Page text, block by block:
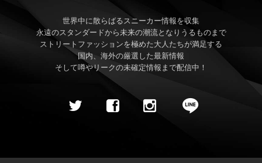
世界中に散らばるスニーカー情報を収集
永遠のスタンダードから未来の潮流となりうるものまで
ストリートファッションを極めた大人たちが満足する
国内、海外の厳選した最新情報
そして噂やリークの未確定情報まで配信中！